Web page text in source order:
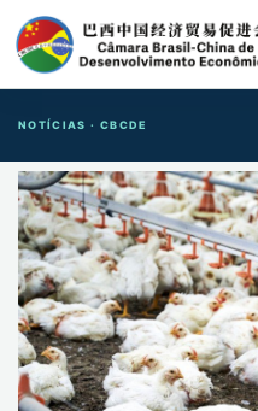
NOTÍCIAS · CBCDE